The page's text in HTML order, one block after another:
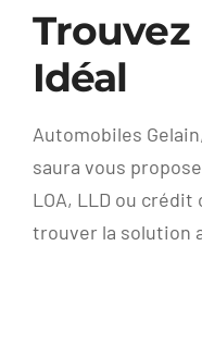
Idéal
Automobiles
saura vous
LOA, LLD ou
trouver la solution